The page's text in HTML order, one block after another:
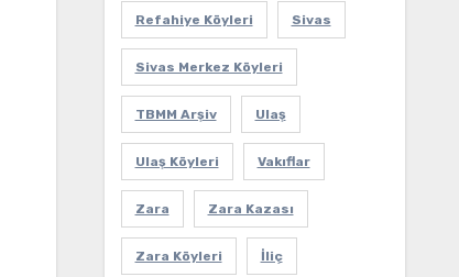
Refahiye Köyleri Sivas
Sivas Merkez Köyleri
TBMM Arşiv Ulaş
Ulaş Köyleri Vakıflar
Zara Zara Kazası
Zara Köyleri İliç